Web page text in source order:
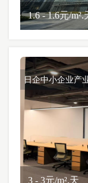
1.6 - 1.6元/m².
日企中小企业产
3 - 3元/m².天